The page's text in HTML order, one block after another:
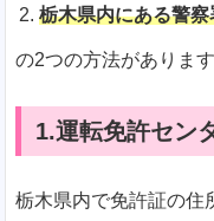
栃木県内にある警
の2つの方法があります
1.運転免許セン
栃木県内で免許証の住